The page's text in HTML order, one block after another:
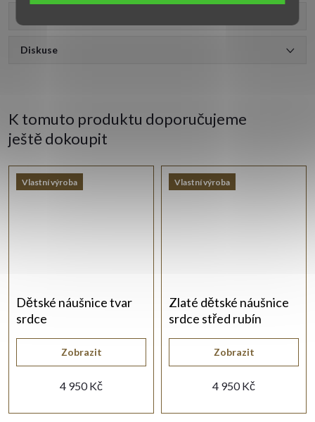
Diskuse
K tomuto produktu doporučujeme
ještě dokoupit
Vlastní výroba
Dětské náušnice tvar
srdce
4 950 Kč
Zobrazit
Vlastní výroba
Zlaté dětské náušnice
srdce střed rubín
4 950 Kč
Zobrazit